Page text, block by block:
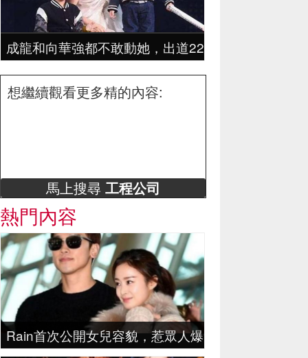
成龍和向華強都不敢動她，出道22年零緋聞，身價
想繼續觀看更多精的內容:
馬上搜尋 工程公司
熱門內容
Rain首次公開女兒容貌，惹眾人爆笑，網友:不愧是